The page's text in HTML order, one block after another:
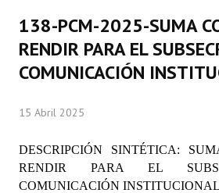
Comisiones Permanentes
Comisiones Especiales
LEGISLACIÓN
138-PCM-2025-SUMA
RENDIR PARA EL
COMUNICACIÓN
15 Abril 2025
DESCRIPCIÓN SINTÉTICA:
RENDIR PARA EL
COMUNICACIÓN INSTITUCIONAL